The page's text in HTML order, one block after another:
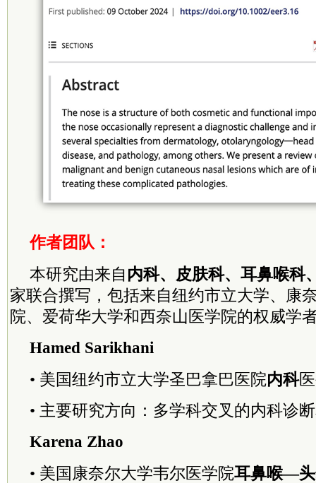
作者团队：
本研究由来自内科、皮肤科、耳鼻喉科
家联合撰写，包括来自纽约市立大学、康
院、爱荷华大学和西奈山医学院的权威学
Hamed Sarikhani
• 美国纽约市立大学圣巴拿巴医院内科
• 主要研究方向：多学科交叉的内科诊
Karena Zhao
• 美国康奈尔大学韦尔医学院耳鼻喉—